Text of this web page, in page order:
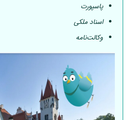
پاسپورت
اسناد ملکی
وکالت‌نامه